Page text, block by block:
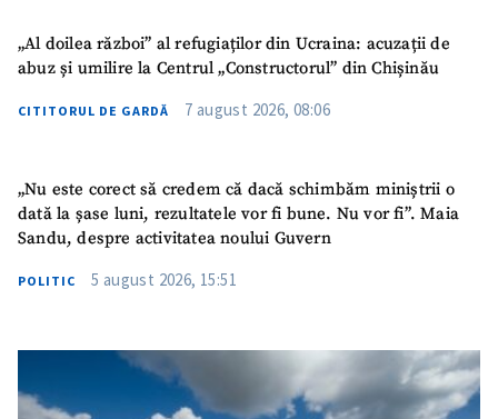
SUSȚINE
„Al doilea război” al refugiaților din Ucraina: acuzații de
abuz și umilire la Centrul „Constructorul” din Chișinău
CITITORUL DE GARDĂ 7 august 2026, 08:06
„Nu este corect să credem că dacă schimbăm miniștrii o
dată la șase luni, rezultatele vor fi bune. Nu vor fi”. Maia
Sandu, despre activitatea noului Guvern
POLITIC 5 august 2026, 15:51